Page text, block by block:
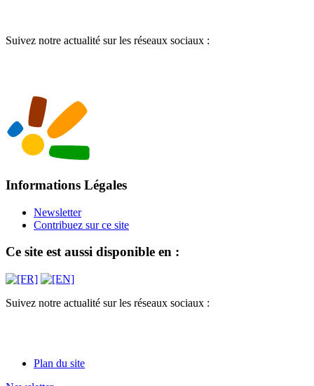
Suivez notre actualité sur les réseaux sociaux :
Informations Légales
Newsletter
Contribuez sur ce site
Ce site est aussi disponible en :
Suivez notre actualité sur les réseaux sociaux :
Plan du site